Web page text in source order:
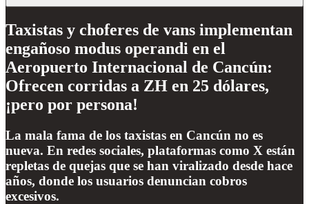
Taxistas y choferes de vans implementan
engañoso modus operandi en el
Aeropuerto Internacional de Cancún:
Ofrecen corridas a ZH en 25 dólares,
¡pero por persona!
La mala fama de los taxistas en Cancún no es
nueva. En redes sociales, plataformas como X están
repletas de quejas que se han viralizado desde hace
años, donde los usuarios denuncian cobros
excesivos.